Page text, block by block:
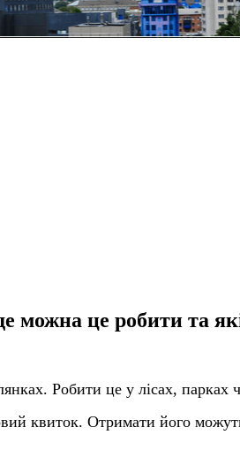
можна це робити та
Робити це у лісах, парках
квиток. Отримати його